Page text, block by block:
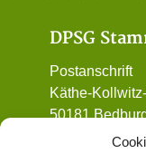
DPSG
Postanschrift
Käthe-
50181
01 72 / 90 32